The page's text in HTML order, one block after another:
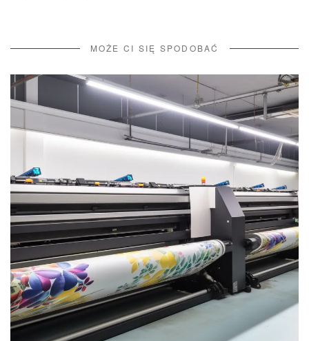
MOŻE CI SIĘ SPODOBAĆ